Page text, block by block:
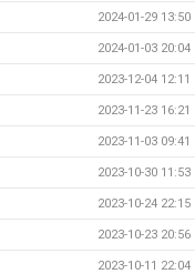
2024-01-29 13:50
2024-01-03 20:04
2023-12-04 12:11
2023-11-23 16:21
2023-11-03 09:41
2023-10-30 11:53
2023-10-24 22:15
2023-10-23 20:56
2023-10-11 22:04